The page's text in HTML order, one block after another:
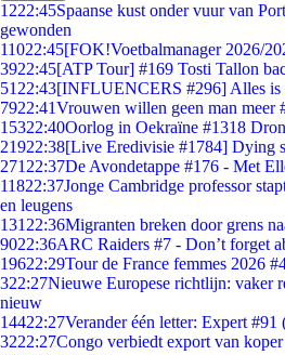
1222:45Spaanse kust onder vuur van
gewonden
11022:45[FOK!Voetbalmanager 2026/
3922:45[ATP Tour] #169 Tosti Tallon
51 22:43[INFLUENCERS #296] Alles is
7922:41Vrouwen willen geen man meer
15322:40Oorlog in Oekraïne #1318
21922:38[Live Eredivisie #1784] Dying
271 22:37De Avondetappe #176 - Met
11822:37Jonge Cambridge professor
en leugens
131 22:36Migranten breken door grens
9022:36ARC Raiders #7 - Don’t forget
19622:29Tour de France femmes 2026
322:27Nieuwe Europese richtlijn: vaker
nieuw
14422:27Verander één letter: Expert #91
3222:27Congo verbiedt export van